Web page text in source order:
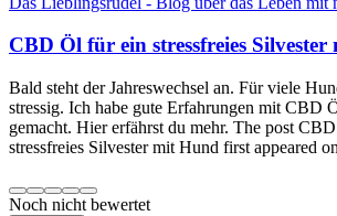
CBD Öl für ein stressfreies
Bald steht der Jahreswechsel an. Für viele
stressig. Ich habe gute Erfahrungen mit CBD
gemacht. Hier erfährst du mehr. The post
stressfreies Silvester mit Hund first appeared
Noch nicht bewertet